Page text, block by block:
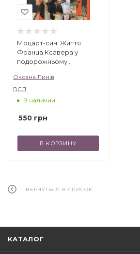
Моцарт-син. Життя
Франца Ксавера у
подорожньому
Оксана Линів
ВСЛ
В наличии
550 грн
В КОРЗИНУ
ВЕРНУТЬСЯ В СПИСОК
КАТАЛОГ